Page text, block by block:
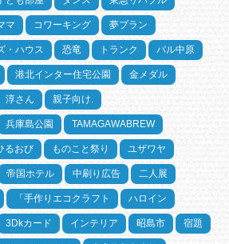
マ コワーキング 夢プラン
・ハウス 恐竜 トランク パル中原
港北インター住宅公園 金メダル
さん 親子向け.
兵庫島公園 TAMAGAWABREW
るおび ものこと祭り ユザワヤ
帝国ホテル 中刷り広告 二人展
「手作りエコクラフト ハロイン
3Dkカード インテリア 昭島市 宿題